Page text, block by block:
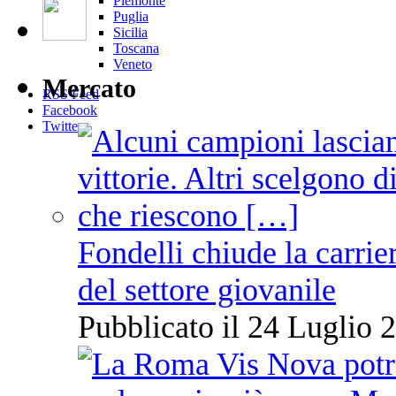
Puglia
Sicilia
Toscana
Veneto
RSS Feed
Facebook
Twitter
Mercato
Fondelli chiude la
del settore giovanile
Pubblicato il 24 Luglio